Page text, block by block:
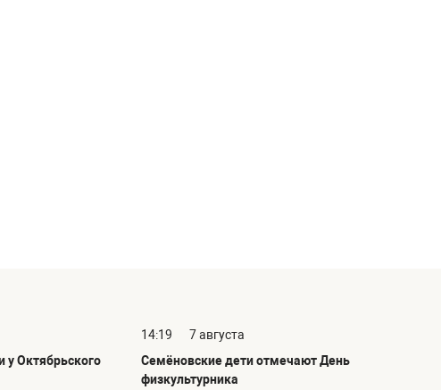
у Октябрьского
14:19
7 августа
Семёновские дети отмечают День
физкультурника